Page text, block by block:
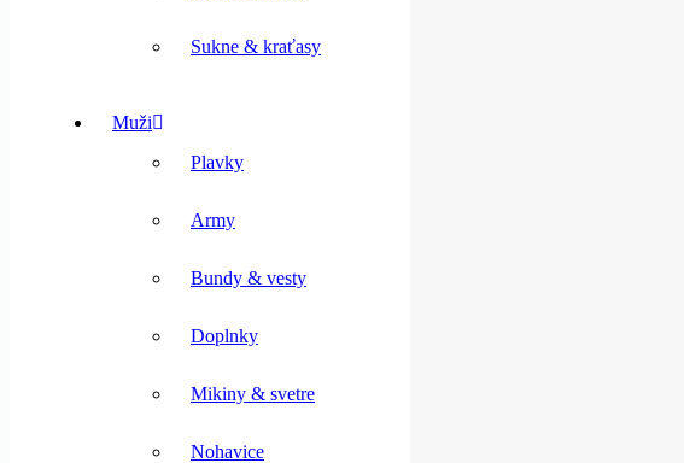
Sukne & kraťasy
Muži
Plavky
Army
Bundy & vesty
Doplnky
Mikiny & svetre
Nohavice